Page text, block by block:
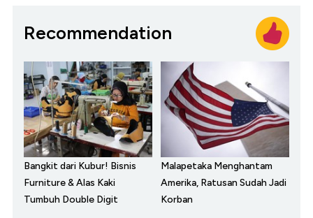
Recommendation
Bangkit dari Kubur! Bisnis
Furniture & Alas Kaki
Tumbuh Double Digit
Malapetaka Menghantam
Amerika, Ratusan Sudah Jadi
Korban